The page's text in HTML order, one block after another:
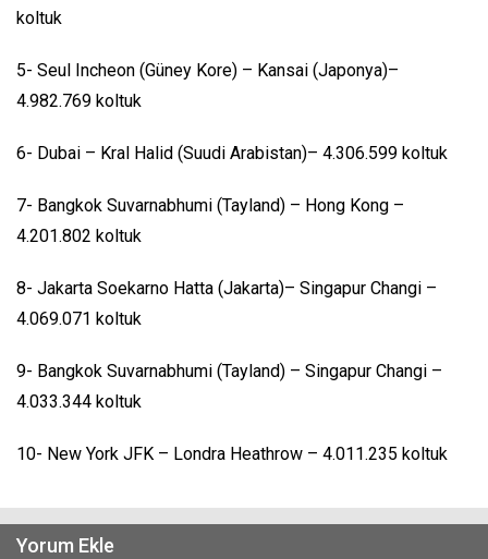
koltuk
5- Seul Incheon (Güney Kore) – Kansai (Japonya)–
4.982.769 koltuk
6- Dubai – Kral Halid (Suudi Arabistan)– 4.306.599 koltuk
7- Bangkok Suvarnabhumi (Tayland) – Hong Kong –
4.201.802 koltuk
8- Jakarta Soekarno Hatta (Jakarta)– Singapur Changi –
4.069.071 koltuk
9- Bangkok Suvarnabhumi (Tayland) – Singapur Changi –
4.033.344 koltuk
10- New York JFK – Londra Heathrow – 4.011.235 koltuk
Yorum Ekle